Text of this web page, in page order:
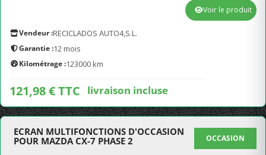
Vendeur :RECICLADOS AUTO4,S.L.
Garantie :12 mois
Kilométrage :123000 km
121,98 € TTC livraison incluse
Voir le produit
ECRAN MULTIFONCTIONS D'OCCASION
POUR MAZDA CX-7 PHASE 2
OCCASION